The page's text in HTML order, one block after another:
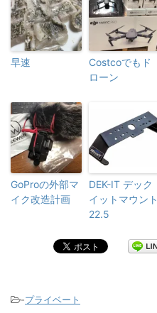
早速
Costcoでもド
ローン
GoProの外部マ
イク改造計画
DEK-IT デック
イットマウント
22.5
-プライベート